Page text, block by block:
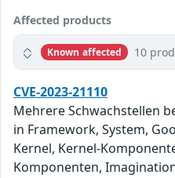
Affected products
Known affected 10
CVE-2023-21110
Mehrere Schwachstellen
in Framework, System,
Kernel, Kernel-
Komponenten,